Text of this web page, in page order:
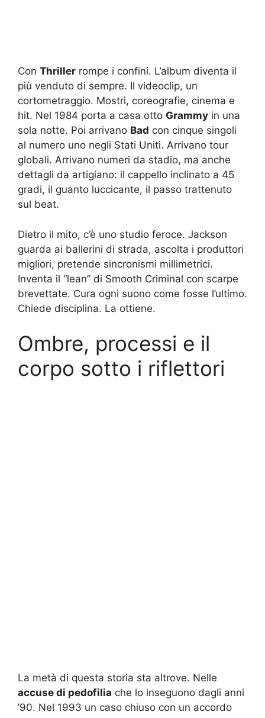
Con Thriller rompe i confini. L’album diventa il
più venduto di sempre. Il videoclip, un
cortometraggio. Mostri, coreografie, cinema e
hit. Nel 1984 porta a casa otto Grammy in una
sola notte. Poi arrivano Bad con cinque singoli
al numero uno negli Stati Uniti. Arrivano tour
globali. Arrivano numeri da stadio, ma anche
dettagli da artigiano: il cappello inclinato a 45
gradi, il guanto luccicante, il passo trattenuto
sul beat.
Dietro il mito, c’è uno studio feroce. Jackson
guarda ai ballerini di strada, ascolta i produttori
migliori, pretende sincronismi millimetrici.
Inventa il “lean” di Smooth Criminal con scarpe
brevettate. Cura ogni suono come fosse l’ultimo.
Chiede disciplina. La ottiene.
Ombre, processi e il
corpo sotto i riflettori
La metà di questa storia sta altrove. Nelle
accuse di pedofilia che lo inseguono dagli anni
’90. Nel 1993 un caso chiuso con un accordo